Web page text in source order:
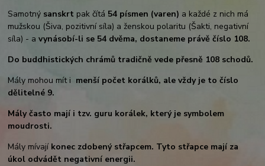
Samotný sanskrt pak čítá 54 písmen (varen) a každé z nich má
mužskou (Šiva, pozitivní síla) a ženskou polaritu (Šakti, negativní
síla) - avynásobí-li se 54 dvěma, dostaneme právě číslo 108.
Do buddhistických chrámů tradičně vede přesně 108 schodů.
Mály mohou mít i menší počet korálků, ale vždy je to číslo
dělitelné 9.
Mály často mají i tzv. guru korálek, který je symbolem
moudrosti.
Mály mívají konec zdobený střapcem. Tyto střapce mají za
úkol odvádět negativní energii.